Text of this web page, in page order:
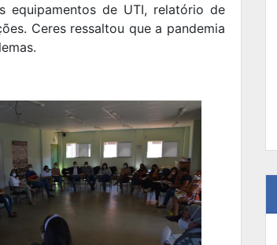
equipamentos de UTI, relatório de
Ceres ressaltou que a pandemia